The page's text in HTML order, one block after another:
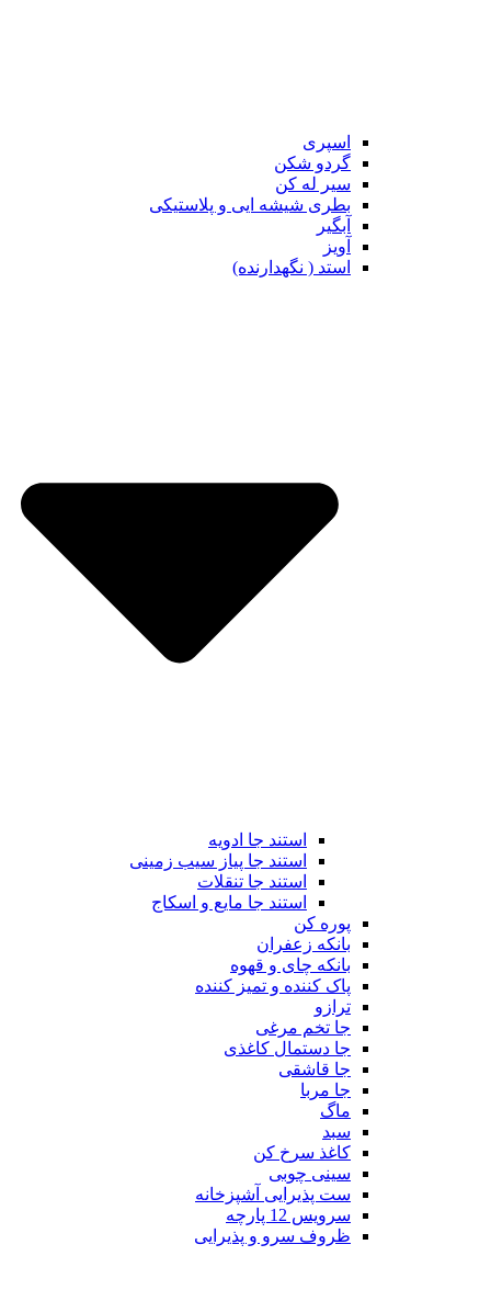
اسپری
گردو شکن
سیر له کن
بطری شیشه ایی و پلاستیکی
آبگیر
آویز
استد ( نگهدارنده)
استند جا ادویه
استند جا پیاز سیب زمینی
استند جا تنقلات
استند جا مایع و اسکاج
پوره کن
بانکه زعفران
بانکه چای و قهوه
پاک کننده و تمیز کننده
ترازو
جا تخم مرغی
جا دستمال کاغذی
جا قاشقی
جا مربا
ماگ
سبد
کاغذ سرخ کن
سینی چوبی
ست پذیرایی آشپزخانه
سرویس 12 پارچه
ظروف سرو و پذیرایی